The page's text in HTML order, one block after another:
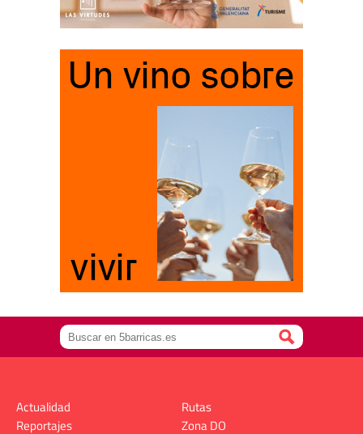
Actualidad
Reportajes
Rutas
Zona DO